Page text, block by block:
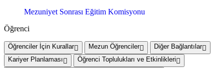
Mezuniyet Sonrası Eğitim Komisyonu
Öğrenci
Öğrenciler İçin Kurallar Mezun Öğrenciler
Diğer Bağlantılar
Kariyer Planlaması
Öğrenci Toplulukları ve Etkinlikleri